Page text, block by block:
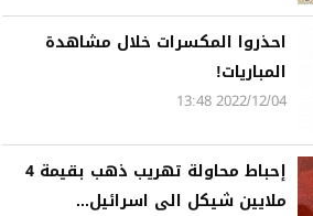
احذروا المكسرات خلال مشاهدة
المباريات!
2022/12/04 13:48
إحباط محاولة تهريب ذهب بقيمة 4
ملايين شيكل الى اسرائيل...